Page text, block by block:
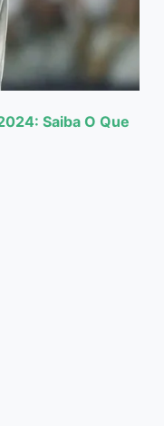
Saiba O Que